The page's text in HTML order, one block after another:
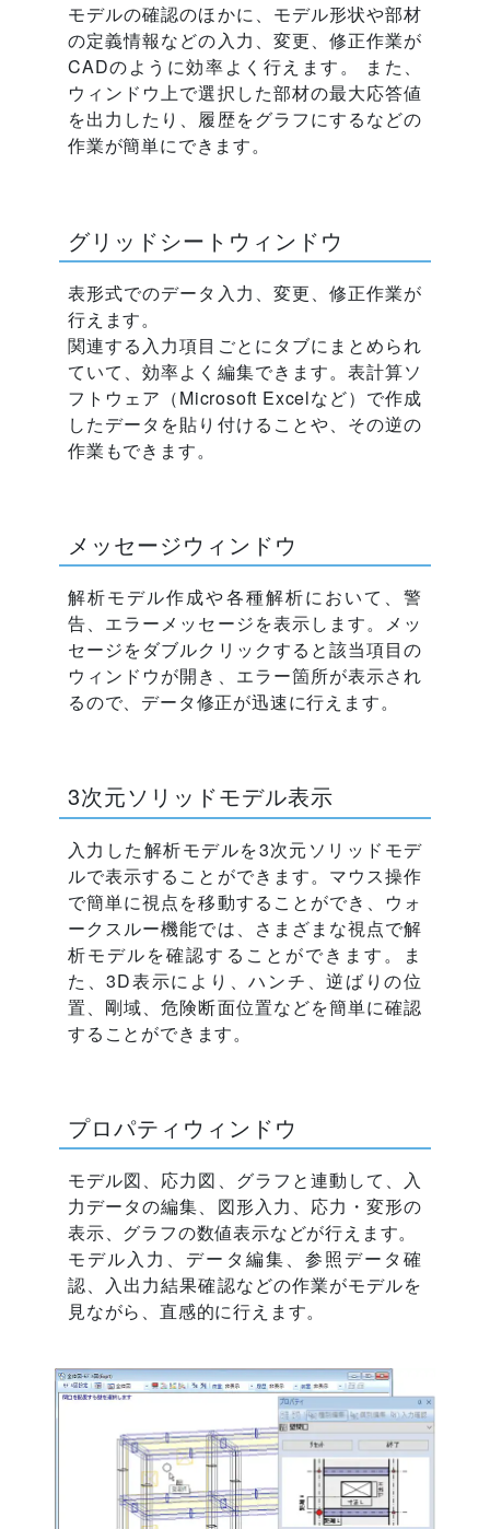
モデルの確認のほかに、モデル形状や部材
の定義情報などの入力、変更、修正作業が
CADのように効率よく行えます。 また、
ウィンドウ上で選択した部材の最大応答値
を出力したり、履歴をグラフにするなどの
作業が簡単にできます。
グリッドシートウィンドウ
表形式でのデータ入力、変更、修正作業が
行えます。
関連する入力項目ごとにタブにまとめられ
ていて、効率よく編集できます。表計算ソ
フトウェア（Microsoft Excelなど）で作成
したデータを貼り付けることや、その逆の
作業もできます。
メッセージウィンドウ
解析モデル作成や各種解析において、警
告、エラーメッセージを表示します。メッ
セージをダブルクリックすると該当項目の
ウィンドウが開き、エラー箇所が表示され
るので、データ修正が迅速に行えます。
3次元ソリッドモデル表示
入力した解析モデルを3次元ソリッドモデ
ルで表示することができます。マウス操作
で簡単に視点を移動することができ、ウォ
ークスルー機能では、さまざまな視点で解
析モデルを確認することができます。ま
た、3D表示により、ハンチ、逆ばりの位
置、剛域、危険断面位置などを簡単に確認
することができます。
プロパティウィンドウ
モデル図、応力図、グラフと連動して、入
力データの編集、図形入力、応力・変形の
表示、グラフの数値表示などが行えます。
モデル入力、データ編集、参照データ確
認、入出力結果確認などの作業がモデルを
見ながら、直感的に行えます。